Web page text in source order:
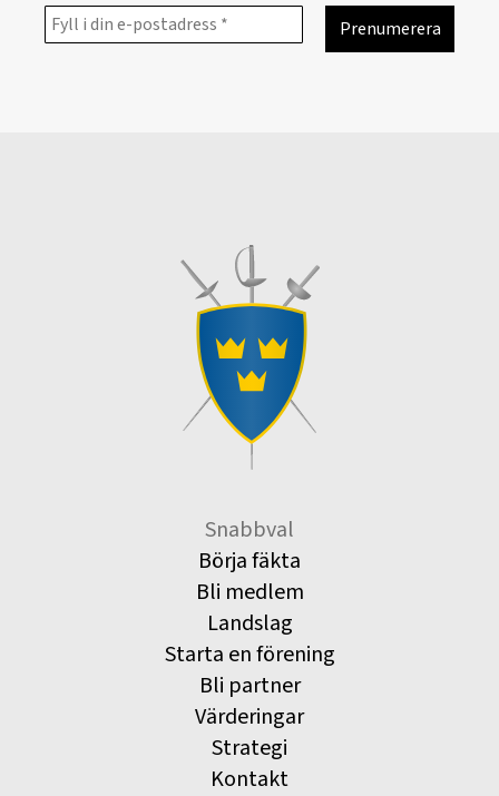
Snabbval
Börja fäkta
Bli medlem
Landslag
Starta en förening
Bli partner
Värderingar
Strategi
Kontakt